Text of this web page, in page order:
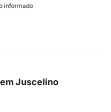
informado
Juscelino